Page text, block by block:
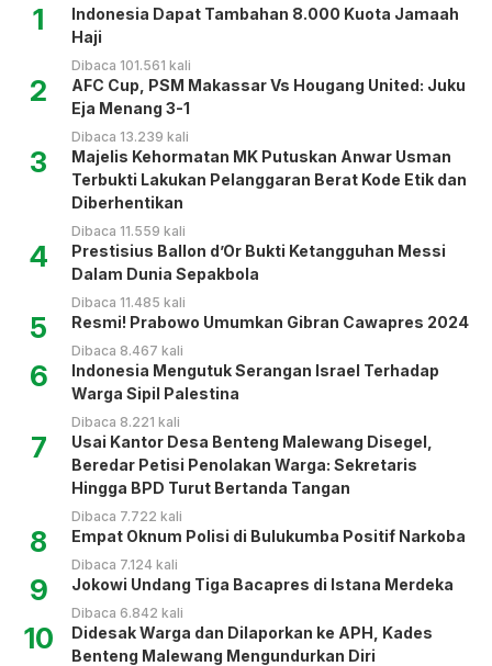
1
Indonesia Dapat Tambahan 8.000 Kuota Jamaah
Haji
Dibaca 101.561 kali
2
AFC Cup, PSM Makassar Vs Hougang United: Juku
Eja Menang 3-1
Dibaca 13.239 kali
3
Majelis Kehormatan MK Putuskan Anwar Usman
Terbukti Lakukan Pelanggaran Berat Kode Etik dan
Diberhentikan
Dibaca 11.559 kali
4
Prestisius Ballon d’Or Bukti Ketangguhan Messi
Dalam Dunia Sepakbola
Dibaca 11.485 kali
5 Resmi! Prabowo Umumkan Gibran Cawapres 2024
Dibaca 8.467 kali
6
Indonesia Mengutuk Serangan Israel Terhadap
Warga Sipil Palestina
Dibaca 8.221 kali
7
Usai Kantor Desa Benteng Malewang Disegel,
Beredar Petisi Penolakan Warga: Sekretaris
Hingga BPD Turut Bertanda Tangan
Dibaca 7.722 kali
8 Empat Oknum Polisi di Bulukumba Positif Narkoba
Dibaca 7.124 kali
9 Jokowi Undang Tiga Bacapres di Istana Merdeka
Dibaca 6.842 kali
10
Didesak Warga dan Dilaporkan ke APH, Kades
Benteng Malewang Mengundurkan Diri